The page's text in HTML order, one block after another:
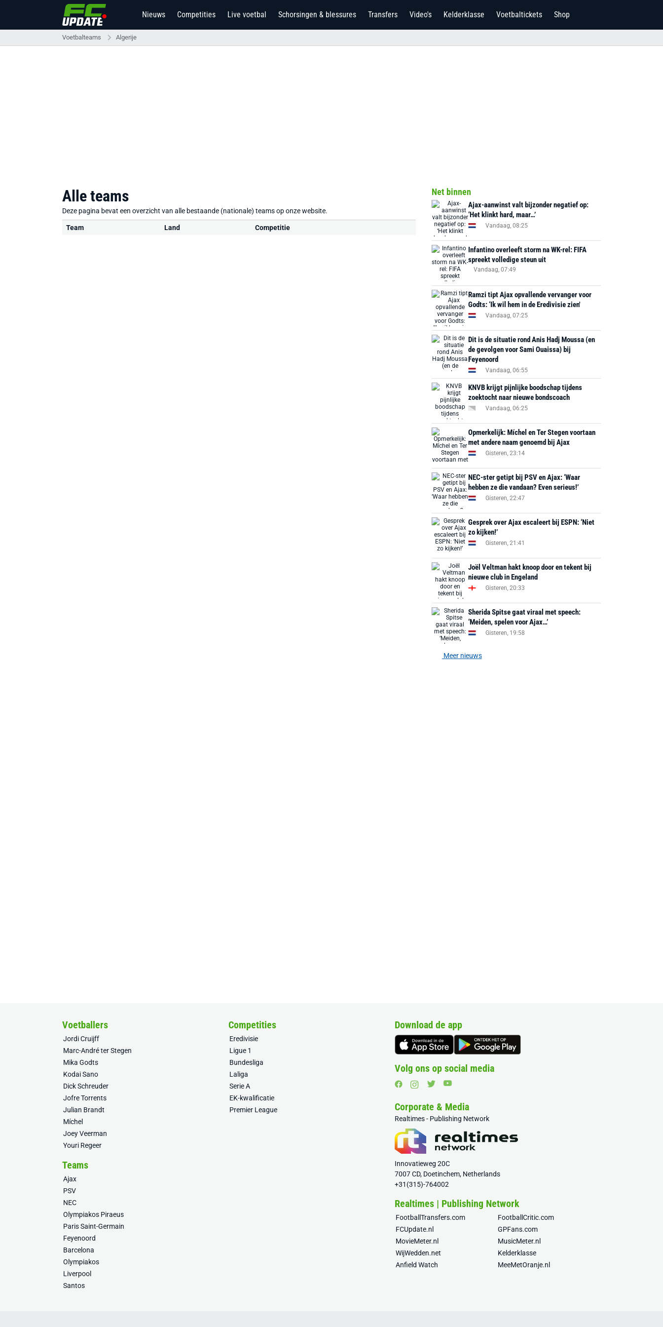
Nieuws Competities Live voetbal Schorsingen & blessures Transfers Video's Kelderklasse Voetbaltickets Shop
Voetbalteams Algerije
Alle teams
Deze pagina bevat een overzicht van alle bestaande (nationale) teams op onze website.
Team Land Competitie
Net binnen
Ajax-aanwinst valt bijzonder negatief op:
‘Het klinkt hard, maar…’
Vandaag, 08:25
Infantino overleeft storm na WK-rel: FIFA
spreekt volledige steun uit
Vandaag, 07:49
Ramzi tipt Ajax opvallende vervanger voor
Godts: ‘Ik wil hem in de Eredivisie zien'
Vandaag, 07:25
Dit is de situatie rond Anis Hadj Moussa (en
de gevolgen voor Sami Ouaissa) bij
Feyenoord
Vandaag, 06:55
KNVB krijgt pijnlijke boodschap tijdens
zoektocht naar nieuwe bondscoach
Vandaag, 06:25
Opmerkelijk: Míchel en Ter Stegen voortaan
met andere naam genoemd bij Ajax
Gisteren, 23:14
NEC-ster getipt bij PSV en Ajax: ‘Waar
hebben ze die vandaan? Even serieus!’
Gisteren, 22:47
Gesprek over Ajax escaleert bij ESPN: ‘Niet
zo kijken!’
Gisteren, 21:41
Joël Veltman hakt knoop door en tekent bij
nieuwe club in Engeland
Gisteren, 20:33
Sherida Spitse gaat viraal met speech:
‘Meiden, spelen voor Ajax…’
Gisteren, 19:58
Meer nieuws
Voetballers
Jordi Cruijff
Marc-André ter Stegen
Mika Godts
Kodai Sano
Dick Schreuder
Jofre Torrents
Julian Brandt
Míchel
Joey Veerman
Youri Regeer
Competities
Eredivisie
Ligue 1
Bundesliga
Laliga
Serie A
EK-kwalificatie
Premier League
Teams
Ajax
PSV
NEC
Olympiakos Piraeus
Paris Saint-Germain
Feyenoord
Barcelona
Olympiakos
Liverpool
Santos
Download de app
Volg ons op social media
Corporate & Media
Realtimes - Publishing Network
Innovatieweg 20C
7007 CD, Doetinchem, Netherlands
+31(315)-764002
Realtimes | Publishing Network
FootballTransfers.com
FootballCritic.com
FCUpdate.nl
GPFans.com
MovieMeter.nl
MusicMeter.nl
WijWedden.net
Kelderklasse
Anfield Watch
MeeMetOranje.nl